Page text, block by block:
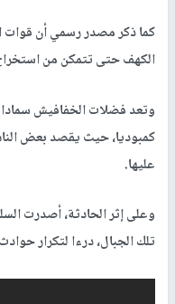
كما ذكر مصدر رسمي أن قوات
الكهف حتى تتمكن من
وتعد فضلات الخفافيش
كمبوديا، حيث يقصد بعض
عليها.
وعلى إثر الحادثة، أصدرت
تلك الجبال، درءا لتكرار